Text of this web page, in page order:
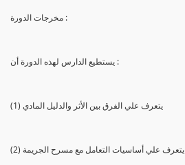
مخرجات الدورة :
يستطيع الدارس لهذه الدورة أن :
(1) يتعرف علي الفرق بين الأثر والدليل المادي
(2) يتعرف علي أساسيات التعامل مع مسرح الجريمة